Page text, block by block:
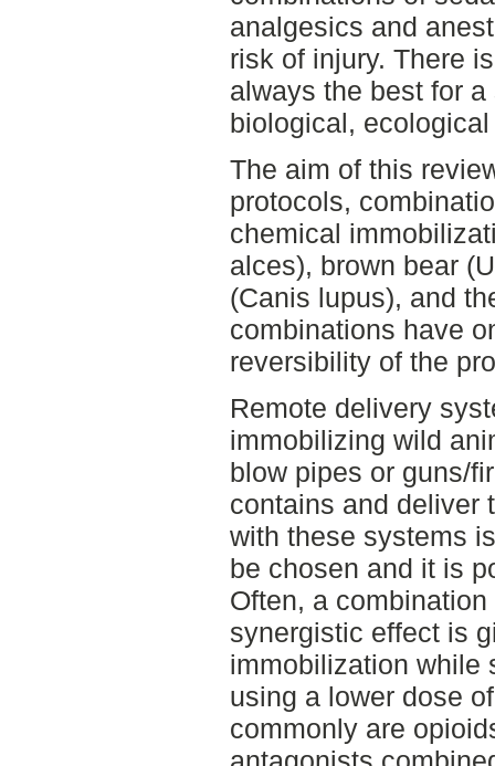
analgesics and
risk of injury. There
always the best for
biological,
The aim of this
protocols,
chemical
alces), brown bear
(Canis lupus), and
combinations have
reversibility of the
Remote delivery
immobilizing wild
blow pipes or guns/
contains and deliver
with these systems
be chosen and it is
Often, a
synergistic effect is
immobilization while
using a lower dose
commonly are